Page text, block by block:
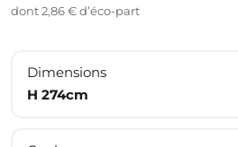
dont 2,86 € d’éco-part
Dimensions
H 274cm